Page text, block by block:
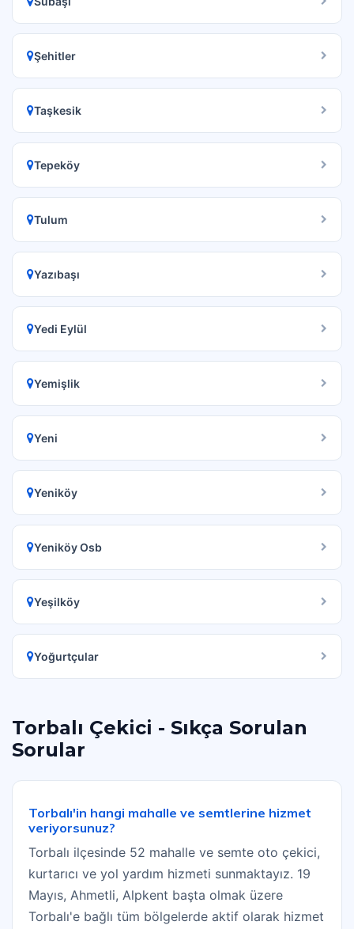
Şehitler
Taşkesik
Tepeköy
Tulum
Yazıbaşı
Yedi Eylül
Yemişlik
Yeni
Yeniköy
Yeniköy Osb
Yeşilköy
Yoğurtçular
Torbalı Çekici - Sıkça Sorulan
Sorular
Torbalı'in hangi mahalle ve semtlerine hizmet
veriyorsunuz?
Torbalı ilçesinde 52 mahalle ve semte oto çekici,
kurtarıcı ve yol yardım hizmeti sunmaktayız. 19
Mayıs, Ahmetli, Alpkent başta olmak üzere
Torbalı'e bağlı tüm bölgelerde aktif olarak hizmet